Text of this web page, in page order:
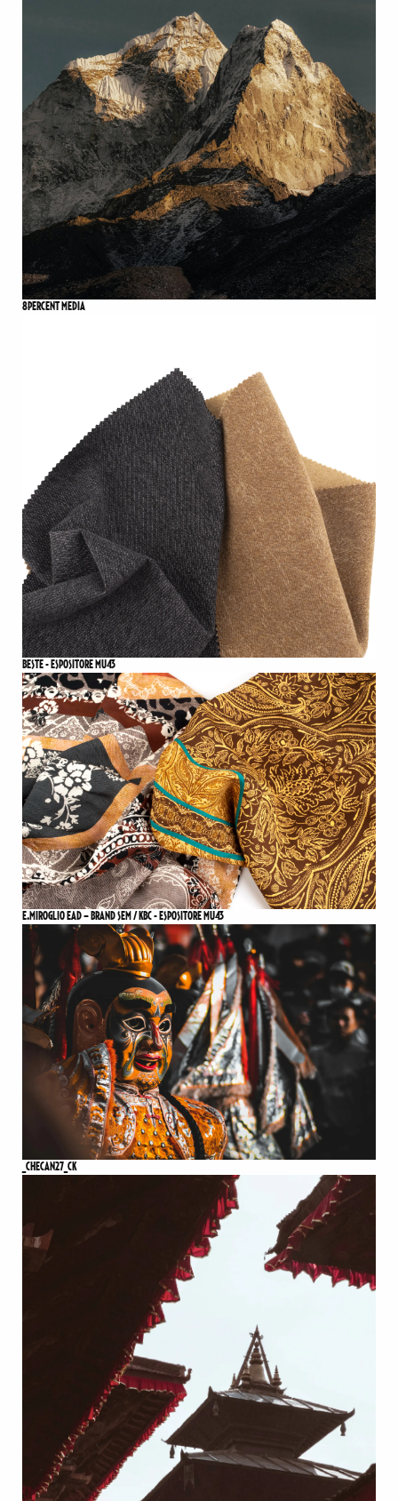
8PERCENT MEDIA
BESTE - ESPOSITORE MU43
E.MIROGLIO EAD – BRAND SEM / KBC - ESPOSITORE MU43
_CHECAN27_CK